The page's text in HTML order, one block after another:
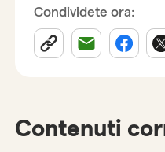
Condividete ora:
Contenuti